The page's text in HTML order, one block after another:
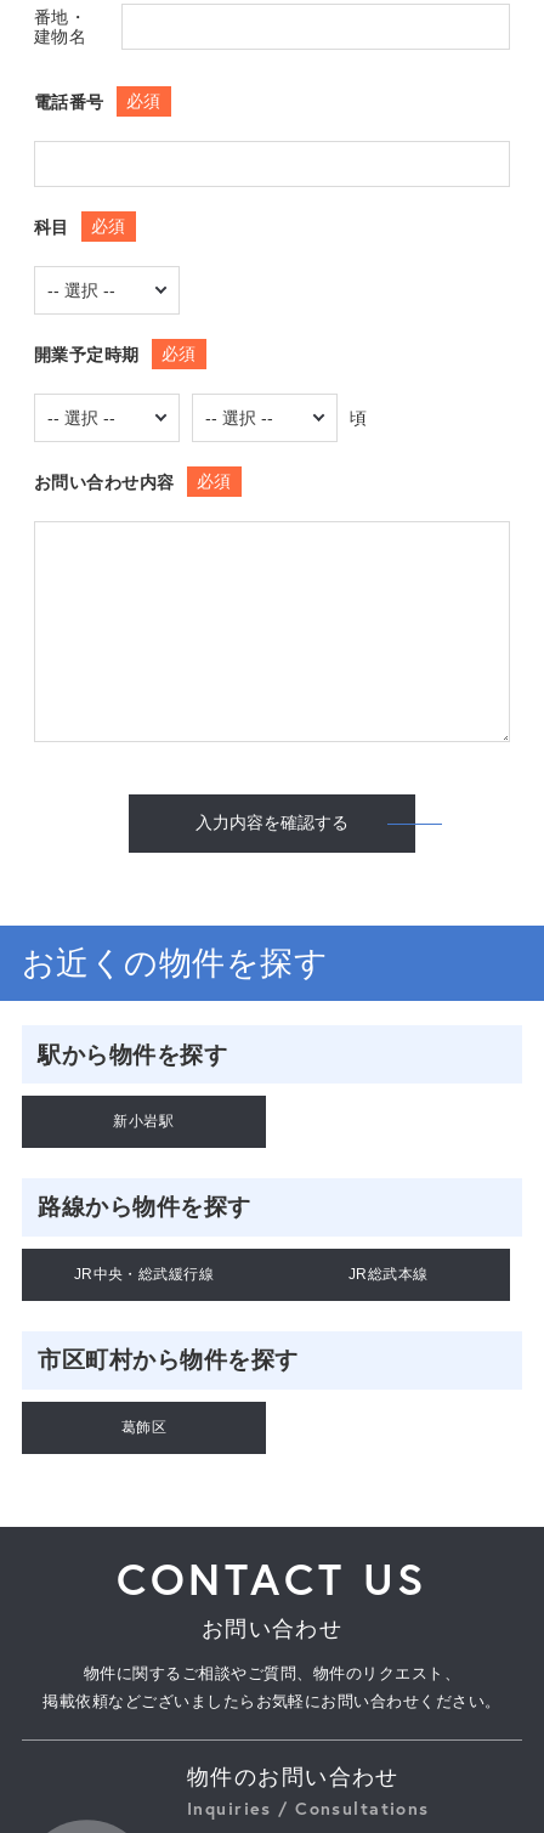
番地・
建物名
電話番号 必須
科目 必須
開業予定時期 必須
頃
お問い合わせ内容 必須
入力内容を確認する
お近くの物件を探す
駅から物件を探す
新小岩駅
路線から物件を探す
JR中央・総武緩行線 JR総武本線
市区町村から物件を探す
葛飾区
CONTACT US
お問い合わせ
物件に関するご相談やご質問、物件のリクエスト、
掲載依頼などございましたらお気軽にお問い合わせください。
物件のお問い合わせ
Inquiries / Consultations